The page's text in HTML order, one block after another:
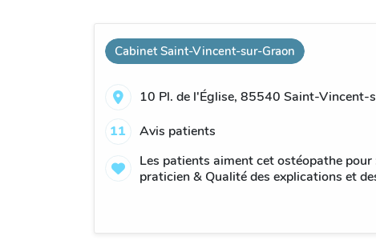
Cabinet Saint-Vincent-sur-Graon
10 Pl. de l'Église, 85540 Saint-Vincent-
11
Avis patients
Les patients aiment cet ostéopathe
praticien & Qualité des explications et